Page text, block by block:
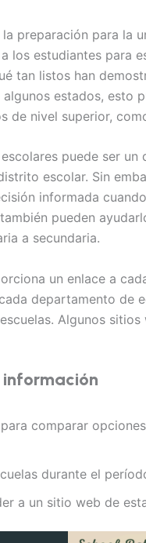
preparación para la
los estudiantes para
tan listos han
estados, esto
de nivel superior,
puede ser
escolar. Sin
informada
pueden
a secundaria.
un enlace a
departamento de
Algunos
comparar
durante el
a un sitio web de